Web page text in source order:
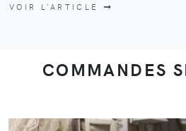
VOIR L'ARTICLE
COMMANDES